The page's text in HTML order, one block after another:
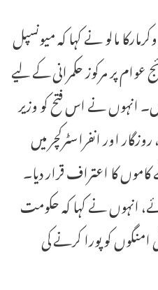
وکرمارکا مالو نے کہا کہ میونسپل
عوام پر مرکوز حکمرانی کے لیے
انہوں نے اس فتح کو وزیر
اور انفراسٹرکچر میں
کا اعتراف قرار دیا۔
انہوں نے کہا کہ حکومت
کو پورا کرنے کی